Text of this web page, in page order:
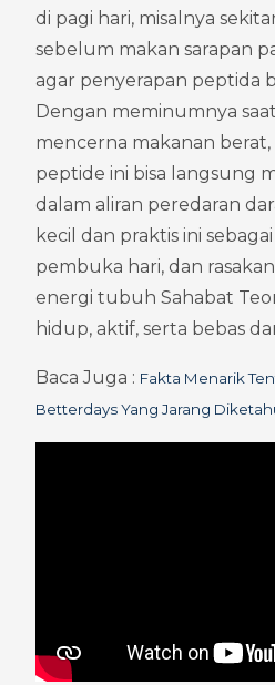
di pagi hari, misalnya
sebelum makan sarapan
agar penyerapan peptida
Dengan meminumnya
mencerna makanan
peptide ini bisa langsung
dalam aliran peredaran
kecil dan praktis ini
pembuka hari, dan
energi tubuh Sahabat
hidup, aktif, serta bebas
Baca Juga : Fakta Menarik
Betterdays Yang Jarang